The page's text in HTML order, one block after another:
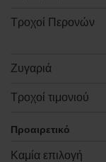
Τροχοί Περονών
Ζυγαριά
Τροχοί τιμονιού
Προαιρετικό
Καμία επιλογή